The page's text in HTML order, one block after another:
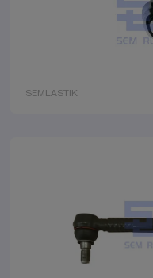
SEMLASTIK